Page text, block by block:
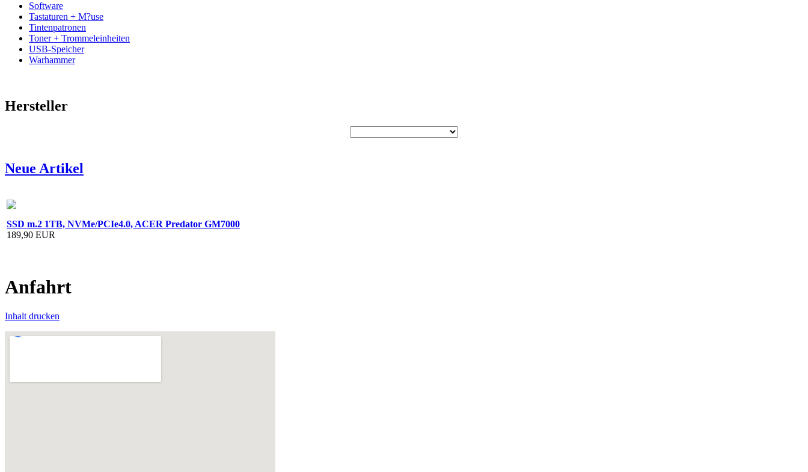
Software
Tastaturen + M?use
Tintenpatronen
Toner + Trommeleinheiten
USB-Speicher
Warhammer
Hersteller
Neue Artikel
SSD m.2 1TB, NVMe/PCIe4.0, ACER Predator GM7000
189,90 EUR
Anfahrt
Inhalt drucken